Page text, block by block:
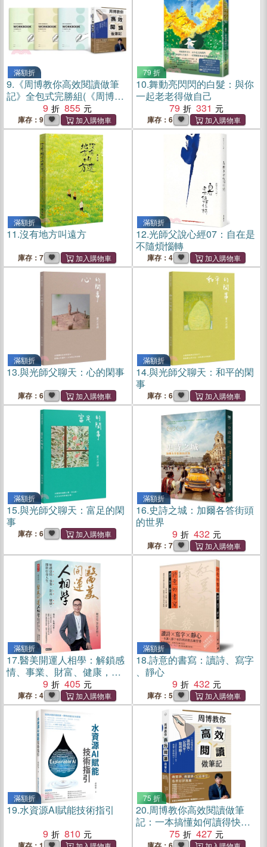
滿額折
9. 《周博教你高效閱讀做筆
記》全包式完勝組(《周博教
你高效閱讀做筆記》單書+周
博教你高效閱讀做筆記
WORKBOOK三冊(「康乃爾
高效執行筆記」「紅綠燈錯
題修正筆記」「WEF體驗式
9 855
庫存：9
79 折
10.舞動亮閃閃的白髮：與你
一起老老得做自己
79
331
庫存：6
滿額折
11.沒有地方叫遠方
庫存：7
滿額折
12.光師父說心經07：自在是
不隨煩惱轉
庫存：4
滿額折
13.與光師父聊天：心的閑事
庫存：6
滿額折
14.與光師父聊天：和平的閑
事
庫存：6
滿額折
15.與光師父聊天：富足的閑
事
庫存：6
滿額折
16.史詩之城：加爾各答街頭
的世界
9
432
庫存：7
滿額折
17.醫美開運人相學：解鎖感
情、事業、財富、健康，開
啟好命人生
9 405
庫存：4
滿額折
18.詩意的書寫：讀詩、寫字
、靜心
9
432
庫存：5
滿額折
19.水資源AI賦能技術指引
9
810
75 折
20.周博教你高效閱讀做筆
記：一本搞懂如何讀得快、
記得牢、寫得順！
75 427